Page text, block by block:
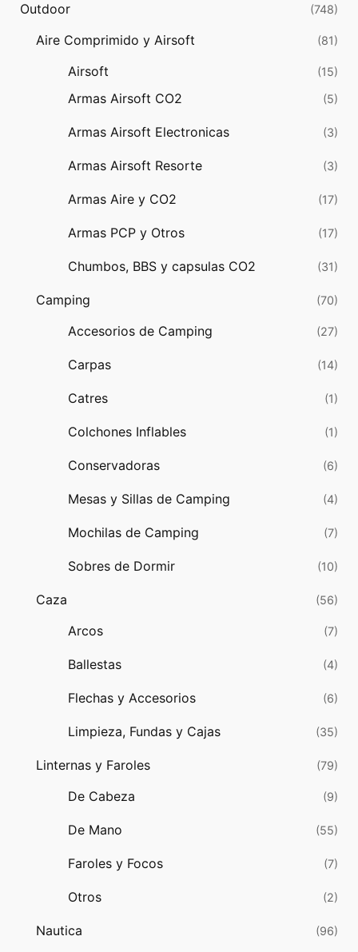
Outdoor (748)
Aire Comprimido y Airsoft (81)
Airsoft (15)
Armas Airsoft CO2 (5)
Armas Airsoft Electronicas (3)
Armas Airsoft Resorte (3)
Armas Aire y CO2 (17)
Armas PCP y Otros (17)
Chumbos, BBS y capsulas CO2 (31)
Camping (70)
Accesorios de Camping (27)
Carpas (14)
Catres (1)
Colchones Inflables (1)
Conservadoras (6)
Mesas y Sillas de Camping (4)
Mochilas de Camping (7)
Sobres de Dormir (10)
Caza (56)
Arcos (7)
Ballestas (4)
Flechas y Accesorios (6)
Limpieza, Fundas y Cajas (35)
Linternas y Faroles (79)
De Cabeza (9)
De Mano (55)
Faroles y Focos (7)
Otros (2)
Nautica (96)